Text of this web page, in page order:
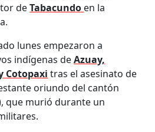
deTabacundo en la
lunes empezaron a
indígenas deAzuay,
Cotopaxi tras el asesinato de
oriundo del cantón
que murió durante un